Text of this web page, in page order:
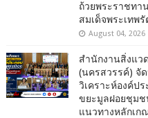
ถ้วยพระราชทา
สมเด็จพระเทพ
August 04, 2026
สำนักงานสิ่งแ
(นครสวรรค์) จั
วิเคราะห์องค์ป
ขยะมูลฝอยชุมช
แนวทางหลักเก